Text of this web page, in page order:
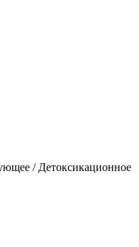
/ Детоксикационное